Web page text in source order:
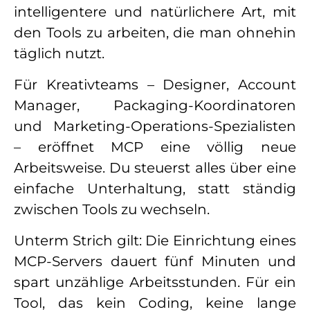
intelligentere und natürlichere Art, mit
den Tools zu arbeiten, die man ohnehin
täglich nutzt.
Für Kreativteams – Designer, Account
Manager, Packaging-Koordinatoren
und Marketing-Operations-Spezialisten
– eröffnet MCP eine völlig neue
Arbeitsweise. Du steuerst alles über eine
einfache Unterhaltung, statt ständig
zwischen Tools zu wechseln.
Unterm Strich gilt: Die Einrichtung eines
MCP-Servers dauert fünf Minuten und
spart unzählige Arbeitsstunden. Für ein
Tool, das kein Coding, keine lange